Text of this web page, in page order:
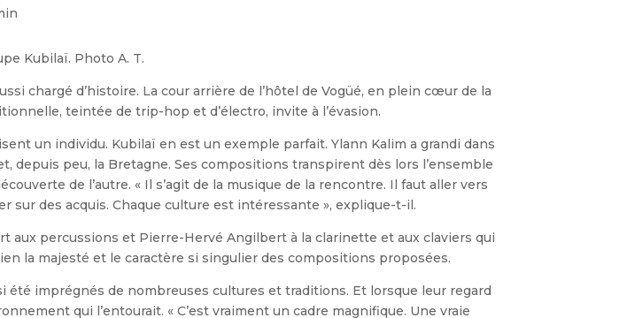
Kubilaï. Photo A. T.
chargé d’histoire. La cour arrière de l’hôtel de Vogüé, en plein cœur de la
teintée de trip-hop et d’électro, invite à l’évasion.
un individu. Kubilaï en est un exemple parfait. Ylann Kalim a grandi dans
depuis peu, la Bretagne. Ses compositions transpirent dès lors l’ensemble
de l’autre. « Il s’agit de la musique de la rencontre. Il faut aller vers
sur des acquis. Chaque culture est intéressante », explique-t-il.
aux percussions et Pierre-Hervé Angilbert à la clarinette et aux claviers qui
la majesté et le caractère si singulier des compositions proposées.
imprégnés de nombreuses cultures et traditions. Et lorsque leur regard
qui l’entourait. « C’est vraiment un cadre magnifique. Une vraie